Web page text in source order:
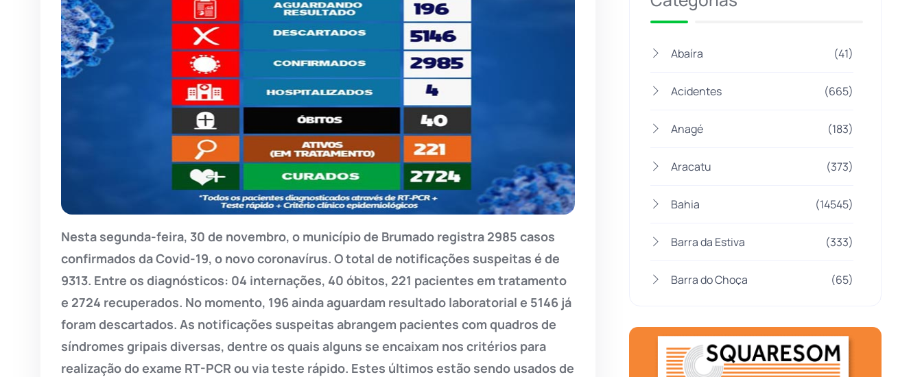
Nesta segunda-feira, 30 de novembro, o município de Brumado registra 2985 casos
confirmados da Covid-19, o novo coronavírus. O total de notificações suspeitas é de
9313. Entre os diagnósticos: 04 internações, 40 óbitos, 221 pacientes em tratamento
e 2724 recuperados. No momento, 196 ainda aguardam resultado laboratorial e 5146 já
foram descartados. As notificações suspeitas abrangem pacientes com quadros de
síndromes gripais diversas, dentre os quais alguns se encaixam nos critérios para
realização do exame RT-PCR ou via teste rápido. Estes últimos estão sendo usados de
Abaíra (41)
Acidentes (665)
Anagé (183)
Aracatu (373)
Bahia (14545)
Barra da Estiva (333)
Barra do Choça (65)
Bom Jesus da Lapa (505)